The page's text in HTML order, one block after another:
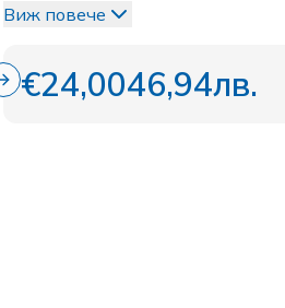
Next slide
Виж повече
€24,0046,94лв.